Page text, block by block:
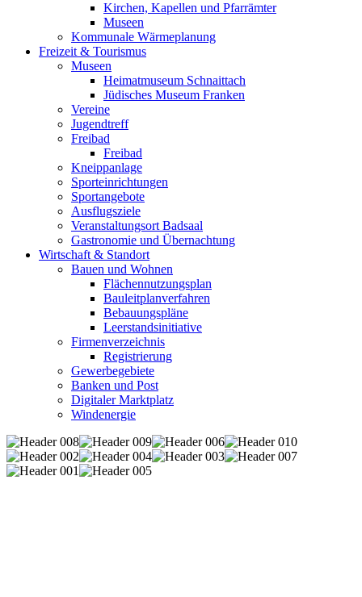
Kirchen, Kapellen und Pfarrämter
Museen
Kommunale Wärmeplanung
Freizeit & Tourismus
Museen
Heimatmuseum Schnaittach
Jüdisches Museum Franken
Vereine
Jugendtreff
Freibad
Freibad
Kneippanlage
Sporteinrichtungen
Sportangebote
Ausflugsziele
Veranstaltungsort Badsaal
Gastronomie und Übernachtung
Wirtschaft & Standort
Bauen und Wohnen
Flächennutzungsplan
Bauleitplanverfahren
Bebauungspläne
Leerstandsinitiative
Firmenverzeichnis
Registrierung
Gewerbegebiete
Banken und Post
Digitaler Marktplatz
Windenergie